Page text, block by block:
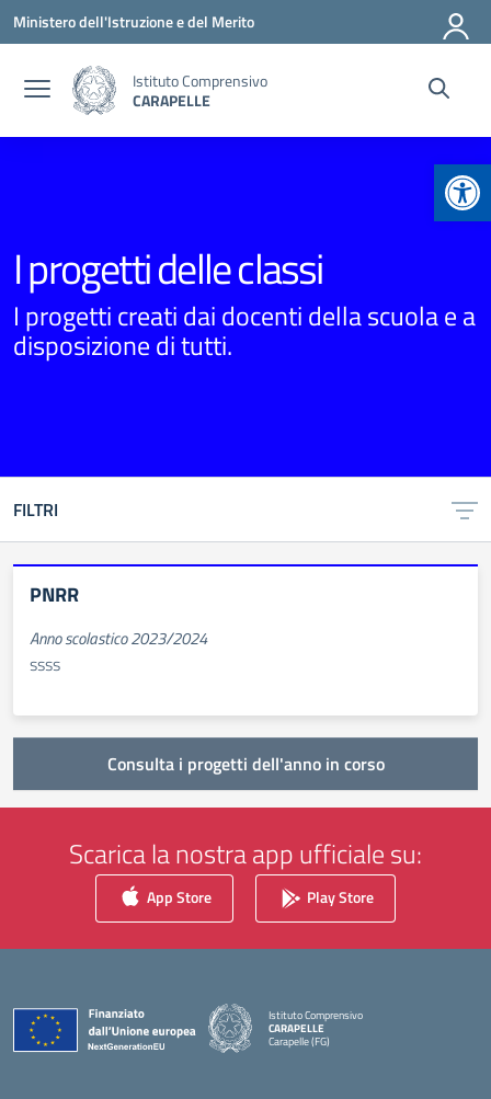
Vai ai contenuti
Vai al menu di navigazione
Vai al footer
Ministero dell'Istruzione e del Merito
Istituto Comprensivo
CARAPELLE
I progetti delle classi
I progetti creati dai docenti della scuola e a
disposizione di tutti.
FILTRI
PNRR
Anno scolastico 2023/2024
ssss
Consulta i progetti dell'anno in corso
Scarica la nostra app ufficiale su:
App Store Play Store
Istituto Comprensivo
CARAPELLE
Carapelle (FG)
— Visita la pagina iniziale della scuola